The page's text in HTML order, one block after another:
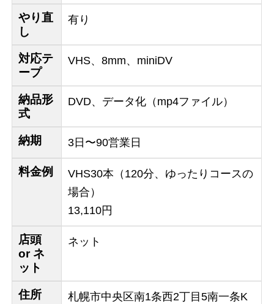
やり直
し
有り
対応テ
ープ
VHS、8mm、miniDV
納品形
式
DVD、データ化（mp4ファイル）
納期 3日〜90営業日
料金例
VHS30本（120分、ゆったりコースの
場合）
13,110円
店頭
or ネ
ット
ネット
住所
札幌市中央区南1条西2丁目5南一条K